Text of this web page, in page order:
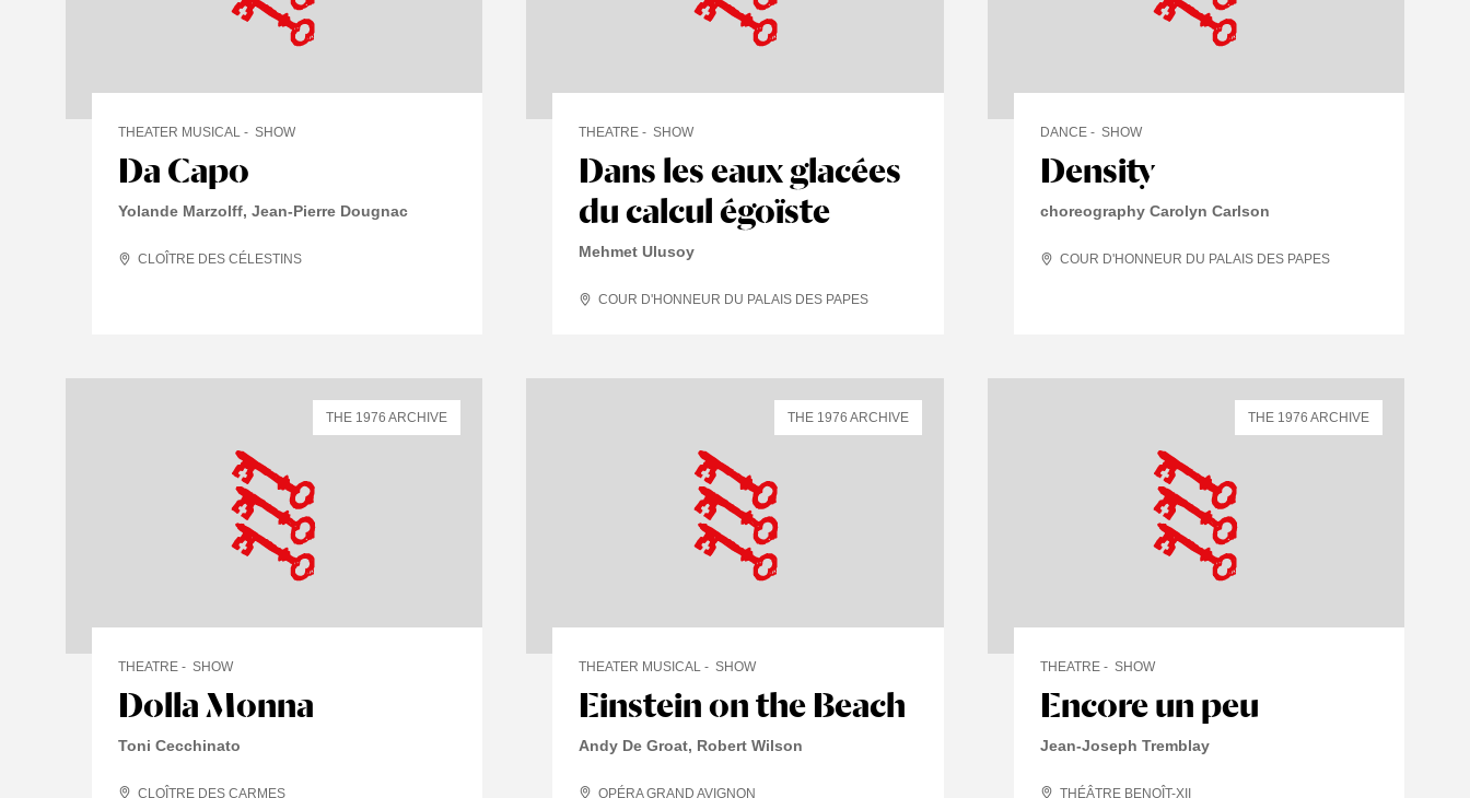
Da Capo
THEATER MUSICAL SHOW
Yolande Marzolff, Jean-Pierre Dougnac
CLOÎTRE DES CÉLESTINS
Dans les eaux glacées
du calcul égoïste
THEATRE SHOW
Mehmet Ulusoy
COUR D'HONNEUR DU PALAIS DES PAPES
Density
DANCE SHOW
choreography Carolyn Carlson
COUR D'HONNEUR DU PALAIS DES PAPES
Dolla Monna
THEATRE SHOW
Toni Cecchinato
CLOÎTRE DES CARMES
THE 1976 ARCHIVE
Einstein on the Beach
THEATER MUSICAL SHOW
Andy De Groat, Robert Wilson
OPÉRA GRAND AVIGNON
THE 1976 ARCHIVE
Encore un peu
THEATRE SHOW
Jean-Joseph Tremblay
THÉÂTRE BENOÎT-XII
THE 1976 ARCHIVE